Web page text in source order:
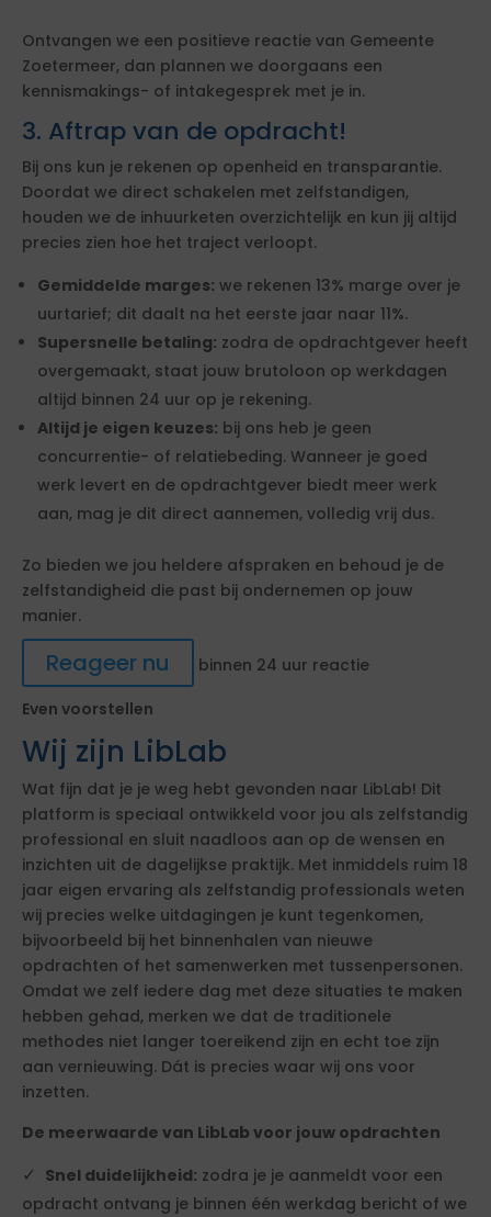
Ontvangen we een positieve reactie van Gemeente
Zoetermeer, dan plannen we doorgaans een
kennismakings- of intakegesprek met je in.
3. Aftrap van de opdracht!
Bij ons kun je rekenen op openheid en transparantie.
Doordat we direct schakelen met zelfstandigen,
houden we de inhuurketen overzichtelijk en kun jij altijd
precies zien hoe het traject verloopt.
Gemiddelde marges: we rekenen 13% marge over je
uurtarief; dit daalt na het eerste jaar naar 11%.
Supersnelle betaling: zodra de opdrachtgever heeft
overgemaakt, staat jouw brutoloon op werkdagen
altijd binnen 24 uur op je rekening.
Altijd je eigen keuzes: bij ons heb je geen
concurrentie- of relatiebeding. Wanneer je goed
werk levert en de opdrachtgever biedt meer werk
aan, mag je dit direct aannemen, volledig vrij dus.
Zo bieden we jou heldere afspraken en behoud je de
zelfstandigheid die past bij ondernemen op jouw
manier.
Reageer nu
binnen 24 uur reactie
Even voorstellen
Wij zijn LibLab
Wat fijn dat je je weg hebt gevonden naar LibLab! Dit
platform is speciaal ontwikkeld voor jou als zelfstandig
professional en sluit naadloos aan op de wensen en
inzichten uit de dagelijkse praktijk. Met inmiddels ruim 18
jaar eigen ervaring als zelfstandig professionals weten
wij precies welke uitdagingen je kunt tegenkomen,
bijvoorbeeld bij het binnenhalen van nieuwe
opdrachten of het samenwerken met tussenpersonen.
Omdat we zelf iedere dag met deze situaties te maken
hebben gehad, merken we dat de traditionele
methodes niet langer toereikend zijn en echt toe zijn
aan vernieuwing. Dát is precies waar wij ons voor
inzetten.
De meerwaarde van LibLab voor jouw opdrachten
Snel duidelijkheid: zodra je je aanmeldt voor een
opdracht ontvang je binnen één werkdag bericht of we